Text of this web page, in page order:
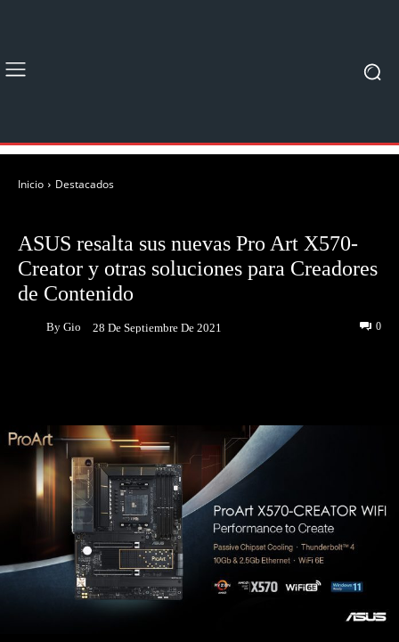
Inicio Destacados
ASUS resalta sus nuevas Pro Art X570-
Creator y otras soluciones para Creadores
de Contenido
By Gio 28 De Septiembre De 2021 0